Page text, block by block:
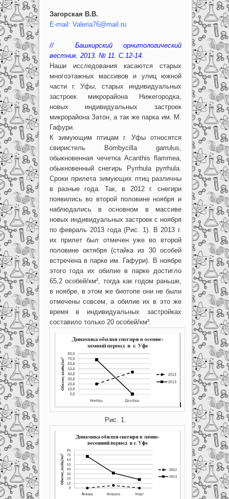
Загорская В.В.
E-mail: Valeria76@mail.ru
// Башкирский орнитологический
вестник. 2013. № 11. С.12-14.
Наши исследования касаются старых
многоэтажных массивов и улиц южной
части г. Уфы, старых индивидуальных
застроек микрорайона Нижегородка,
новых индивидуальных застроек
микрорайона Затон, а так же парка им. М.
Гафури.
К зимующим птицам г. Уфы относятся
свиристель Bombycilla garrulus,
обыкновенная чечетка Acanthis flammea,
обыкновенный снегирь Pyrrhula pyrrhula.
Сроки прилета зимующих птиц различны
в разные года. Так, в 2012 г. снегири
появились во второй половине ноября и
наблюдались в основном в массиве
новых индивидуальных застроек с ноября
по февраль 2013 года (Рис. 1). В 2013 г.
их прилет был отмечен уже во второй
половине октября (стайка из 30 особей
встречена в парке им. Гафури). В ноябре
этого года их обилие в парке достигло
65,2 особей/км², тогда как годом раньше,
в ноябре, в этом же биотопе они не были
отмечены совсем, а обилие их в это же
время в индивидуальных застройках
составило только 20 особей/км².
Рис. 1.